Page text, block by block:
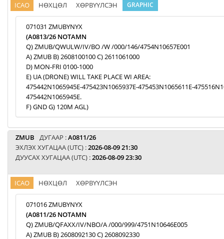
ICAO НӨХЦӨЛ ХӨРВҮҮЛСЭН GRAPHIC
071031 ZMUBYNYX
(A0813/26 NOTAMN
Q) ZMUB/QWULW/IV/BO /W /000/146/4754N10657E001
A) ZMUB B) 2608100100 C) 2611061000
D) MON-FRI 0100-1000
E) UA (DRONE) WILL TAKE PLACE WI AREA:
475442N1065945E-475423N1065937E-475453N1065611E-
475442N1065945E.
F) GND G) 120M AGL)
ZMUB ДУГААР :A0811/26
ЭХЛЭХ ХУГАЦАА (UTC) :2026-08-09 21:30
ДУУСАХ ХУГАЦАА (UTC) :2026-08-09 23:30
ICAO НӨХЦӨЛ ХӨРВҮҮЛСЭН
071016 ZMUBYNYX
(A0811/26 NOTAMN
Q) ZMUB/QFAXX/IV/NBO/A /000/999/4751N10646E005
A) ZMUB B) 2608092130 C) 2608092330